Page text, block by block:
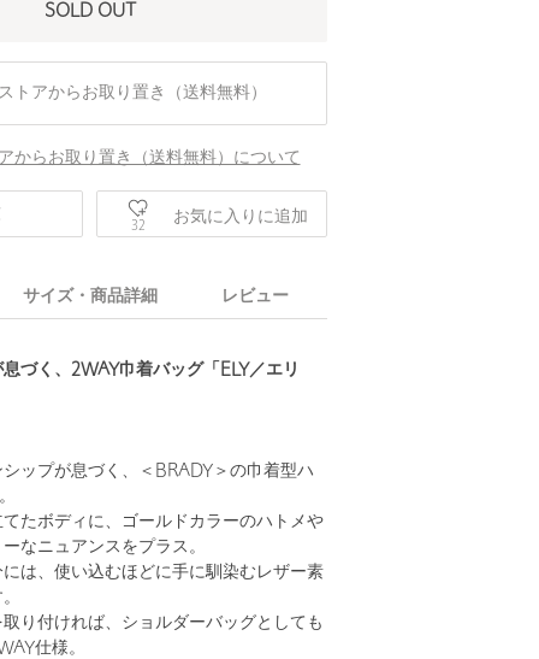
SOLD OUT
トアからお取り置き（送料無料）
からお取り置き（送料無料）について
32 お気に入りに追加
サイズ・商品詳細 レビュー
づく、2WAY巾着バッグ「ELY／エリ
ップが息づく、＜BRADY＞の巾着型ハ
たボディに、ゴールドカラーのハトメや
なニュアンスをプラス。
は、使い込むほどに手に馴染むレザー素
り付ければ、ショルダーバッグとしても
仕様。